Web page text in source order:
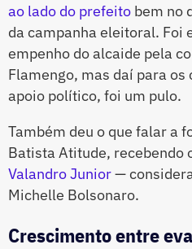
ao lado do prefeito bem no
da campanha eleitoral. Foi
empenho do alcaide pela
Flamengo, mas daí para
apoio político, foi um pulo.
Também deu o que falar a
Batista Atitude, recebendo
Valandro Junior—
Michelle Bolsonaro.
Crescimento entre